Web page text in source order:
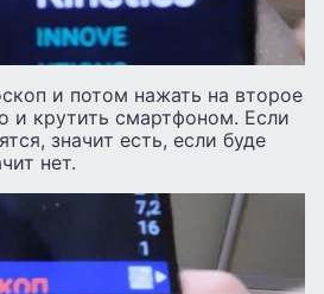
и потом нажать на второе
и крутить смартфоном. Если
значит есть, если буде
нет.